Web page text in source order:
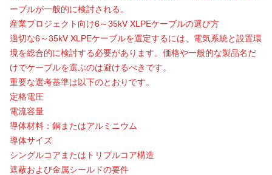
ーブルが一般的に検討される。
産業プロジェクト向け6～35kV XLPEケーブルの選び方
適切な6～35kV XLPEケーブルを選定するには、電気系統と設置環
境を総合的に検討する必要があります。価格や一般的な製品名だ
けでケーブルを選ぶのは避けるべきです。
重要な選考基準は以下のとおりです。
定格電圧
電流容量
導体材料：銅またはアルミニウム
導体サイズ
シングルコアまたはトリプルコア構造
遮蔽および金属シールドの要件